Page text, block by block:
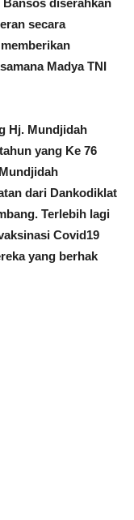
diserahkan
secara
Madya TNI
Hj. Mundjidah
yang Ke 76
dari Dankodiklat
Terlebih lagi
Covid19
yang berhak